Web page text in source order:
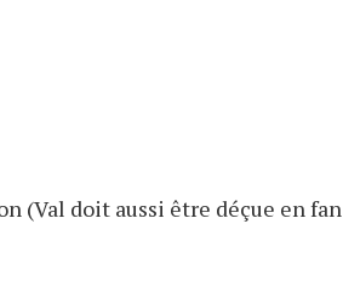
(Val doit aussi être déçue en fan